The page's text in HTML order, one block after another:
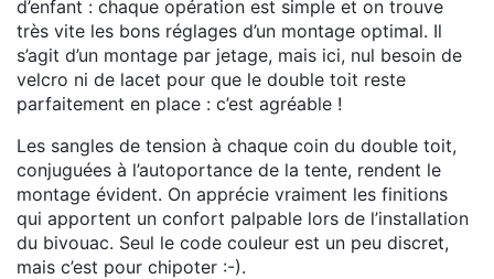
d’enfant : chaque opération est simple et on trouve
très vite les bons réglages d’un montage optimal. Il
s’agit d’un montage par jetage, mais ici, nul besoin de
velcro ni de lacet pour que le double toit reste
parfaitement en place : c’est agréable !
Les sangles de tension à chaque coin du double toit,
conjuguées à l’autoportance de la tente, rendent le
montage évident. On apprécie vraiment les finitions
qui apportent un confort palpable lors de l’installation
du bivouac. Seul le code couleur est un peu discret,
mais c’est pour chipoter :-).